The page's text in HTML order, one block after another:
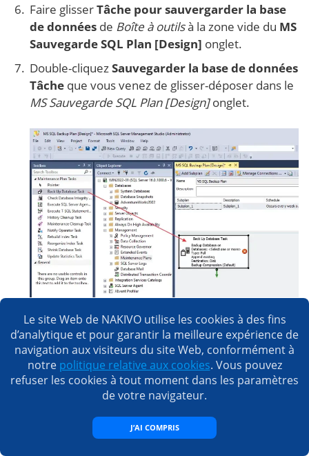
Faire glisserTâche pour sauvergarder la base
de données de Boîte à outilsà la zone vide du MS
Sauvegarde SQL Plan [Design] onglet.
Double-cliquezSauvegarder la base de données
Tâche que vous venez de glisser-déposer dans le
MSSauvegarde SQL Plan [Design]onglet.
LeTâche pour sauvergarder la base de données
La fenêtre Options s’ouvre. Sélectionnez le type
de connexion, tel queConnexion au serveur
local.
Configurez les paramètres nécessaires dans le
Destination, etOptionsonglets :
Type de sauvegarde :Completou
Le site Web de NAKIVO utilise les cookies à des fins
d’analytique et pour garantir la meilleure expérience de
navigation aux visiteurs du site Web, conformément à
notre politique relative aux cookies. Vous pouvez
refuser les cookies à tout moment dans les paramètres
de votre navigateur.
J’AI COMPRIS